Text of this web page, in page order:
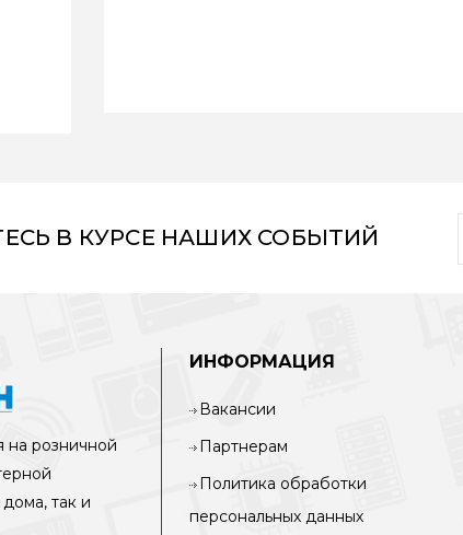
В КУРСЕ НАШИХ СОБЫТИЙ
на розничной
так и
ИНФОРМАЦИЯ
Вакансии
Партнерам
Политика обработки
персональных данных